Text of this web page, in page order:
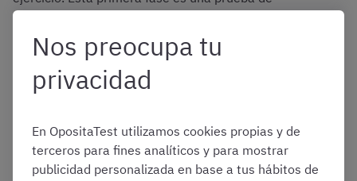
conocimientos teóricos y tiene formato de cuestionario:
Preguntas y formato:
responder un total de
respuesta, de las cuales solo una será la
correcta. Además, se incluirán5 preguntas
de reservaque también deberéis contestar,
Nos preocupa tu
privacidad
En OpositaTest utilizamos cookies propias y de
terceros para fines analíticos y para mostrar
publicidad personalizada en base a tus hábitos de